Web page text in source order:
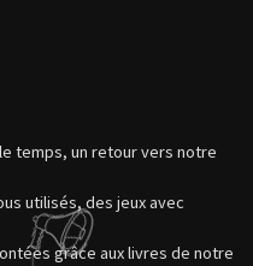
temps, un retour vers notre
utilisés, des jeux avec
grâce aux livres de notre